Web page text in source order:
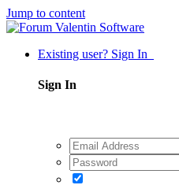
Jump to content
Existing user? Sign In
Sign In